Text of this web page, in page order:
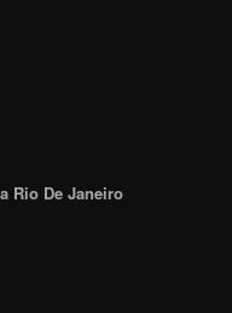
Rio De Janeiro